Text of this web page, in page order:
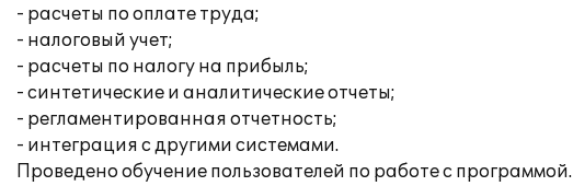
- расчеты по оплате труда;
- налоговый учет;
- расчеты по налогу на прибыль;
- синтетические и аналитические отчеты;
- регламентированная отчетность;
- интеграция с другими системами.
Проведено обучение пользователей по работе с программой.